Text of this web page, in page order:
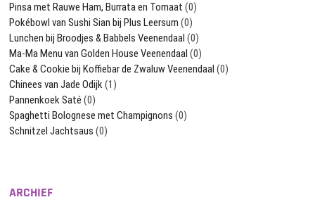
Pinsa met Rauwe Ham, Burrata en Tomaat (0)
Pokébowl van Sushi Sian bij Plus Leersum (0)
Lunchen bij Broodjes & Babbels Veenendaal (0)
Ma-Ma Menu van Golden House Veenendaal (0)
Cake & Cookie bij Koffiebar de Zwaluw Veenendaal (0)
Chinees van Jade Odijk(1)
Pannenkoek Saté (0)
Spaghetti Bolognese met Champignons (0)
Schnitzel Jachtsaus (0)
ARCHIEF